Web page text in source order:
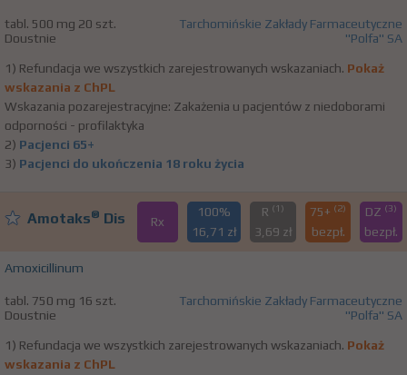
tabl. 500 mg 20 szt.
Doustnie
Tarchomińskie Zakłady Farmaceutyczne
"Polfa" SA
1) Refundacja we wszystkich zarejestrowanych wskazaniach. Pokaż
wskazania z ChPL
Wskazania pozarejestracyjne: Zakażenia u pacjentów z niedoborami
odporności - profilaktyka
2) Pacjenci 65+
3) Pacjenci do ukończenia 18 roku życia
Amotaks® Dis Rx
100%
16,71 zł
R (1)
3,69 zł
75+ (2)
bezpł.
DZ (3)
bezpł.
Amoxicillinum
tabl. 750 mg 16 szt.
Doustnie
Tarchomińskie Zakłady Farmaceutyczne
"Polfa" SA
1) Refundacja we wszystkich zarejestrowanych wskazaniach. Pokaż
wskazania z ChPL